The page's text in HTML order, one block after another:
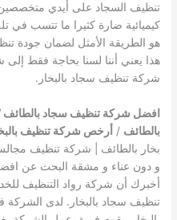
تنظيف السجاد على أيدي
كيميائية ضارة كثيرا ما تتسب في
هو الطريقة الأمثل لضمان جودة
هذا يعني أننا لسنا بحاجة فقط
شركة تنظيف سجاد بالبخار.
افضل شركة تنظيف سجاد بالطائف /
بالطائف / أرخص شركة تنظيف
بخار بالطائف | شركة تنظيف
و دون عناء و مشقة البحث عن
أخبرك أن شركة رواد التنظيف
تنظيف سجاد بالبخار. لدى